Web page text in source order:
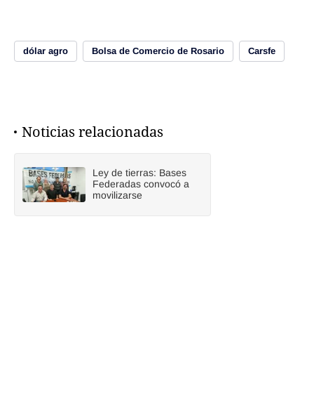
dólar agro Bolsa de Comercio de Rosario Carsfe
Noticias relacionadas
Ley de tierras: Bases
Federadas convocó a
movilizarse